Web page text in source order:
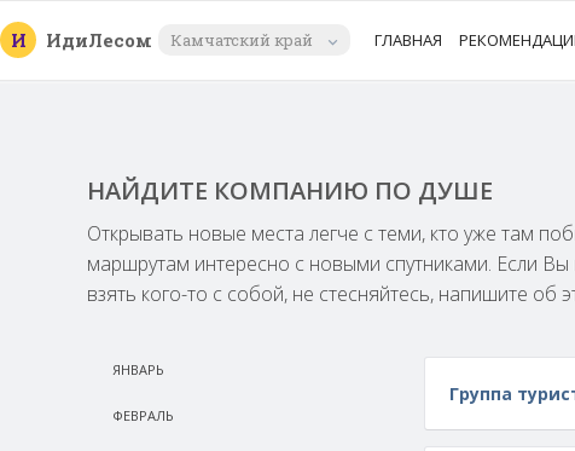
И ИдиЛесом Камчатский край ГЛАВНАЯ
НАЙДИТЕ КОМПАНИЮ ПО ДУШЕ
Открывать новые места легче с теми, кто уже там
маршрутам интересно с новыми спутниками. Если
взять кого-то с собой, не стесняйтесь, напишите об
ЯНВАРЬ
ФЕВРАЛЬ
Группа